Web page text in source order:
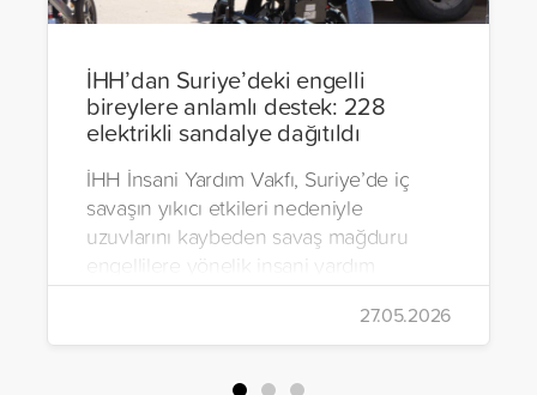
İHH’dan Suriye’deki engelli
bireylere anlamlı destek: 228
elektrikli sandalye dağıtıldı
İHH İnsani Yardım Vakfı, Suriye’de iç
savaşın yıkıcı etkileri nedeniyle
uzuvlarını kaybeden savaş mağduru
engellilere yönelik insani yardım
çalışmalarını aralıksız sürdürüyor. Vakıf,
yürütülen son projeyle Suriye’nin Şam,
Halep, Hama, Humus ve İdlib
bölgelerinde zor şartlarda yaşayan
27.05.2026